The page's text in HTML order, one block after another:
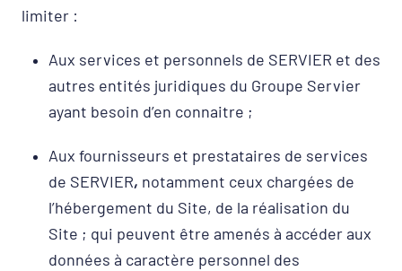
limiter :
Aux services et personnels de SERVIER et des
autres entités juridiques du Groupe Servier
ayant besoin d’en connaitre ;
Aux fournisseurs et prestataires de services
de SERVIER, notamment ceux chargées de
l’hébergement du Site, de la réalisation du
Site ; qui peuvent être amenés à accéder aux
données à caractère personnel des